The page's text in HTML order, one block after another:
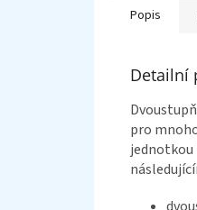
Popis
Detailní
pro
jednotkou